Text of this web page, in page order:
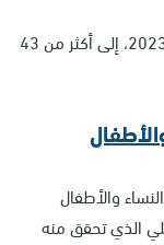
وارتفع عدد الضحايا في قطاع غزة منذ 7 أكتوبر 2023، إلى أكثر من 43
والأطفال
الذي تحقق منه